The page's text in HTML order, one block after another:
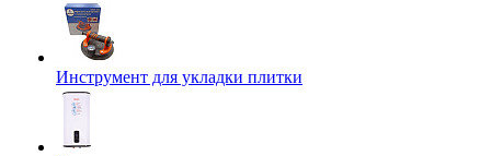
Инструмент для укладки плитки